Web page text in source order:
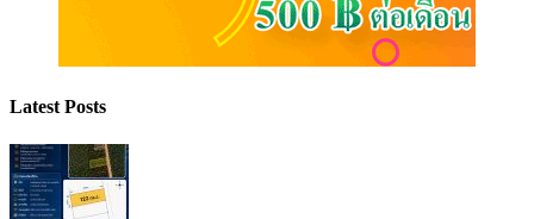
Latest Posts